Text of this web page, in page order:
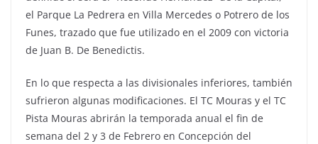
el Parque La Pedrera en Villa Mercedes o Potrero de los
Funes, trazado que fue utilizado en el 2009 con victoria
de Juan B. De Benedictis.
En lo que respecta a las divisionales inferiores, también
sufrieron algunas modificaciones. El TC Mouras y el TC
Pista Mouras abrirán la temporada anual el fin de
semana del 2 y 3 de Febrero en Concepción del